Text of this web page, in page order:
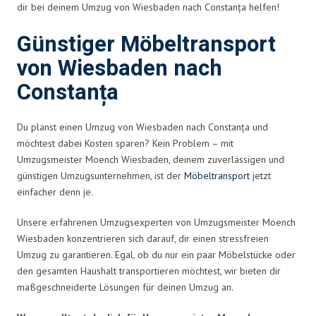
dir bei deinem Umzug von Wiesbaden nach Constanța helfen!
Günstiger Möbeltransport
von Wiesbaden nach
Constanța
Du planst einen Umzug von Wiesbaden nach Constanța und
möchtest dabei Kosten sparen? Kein Problem – mit
Umzugsmeister Moench Wiesbaden, deinem zuverlässigen und
günstigen Umzugsunternehmen, ist der Möbeltransport jetzt
einfacher denn je.
Unsere erfahrenen Umzugsexperten von Umzugsmeister Moench
Wiesbaden konzentrieren sich darauf, dir einen stressfreien
Umzug zu garantieren. Egal, ob du nur ein paar Möbelstücke oder
den gesamten Haushalt transportieren möchtest, wir bieten dir
maßgeschneiderte Lösungen für deinen Umzug an.